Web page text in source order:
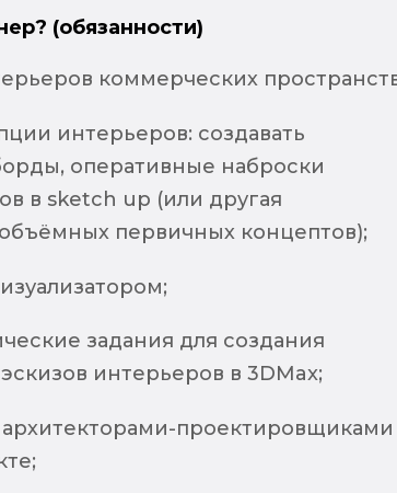
(обязанности)
коммерческих
интерьеров: создавать
оперативные наброски
в sketch up (или другая
первичных концептов);
задания для создания
интерьеров в 3DMax;